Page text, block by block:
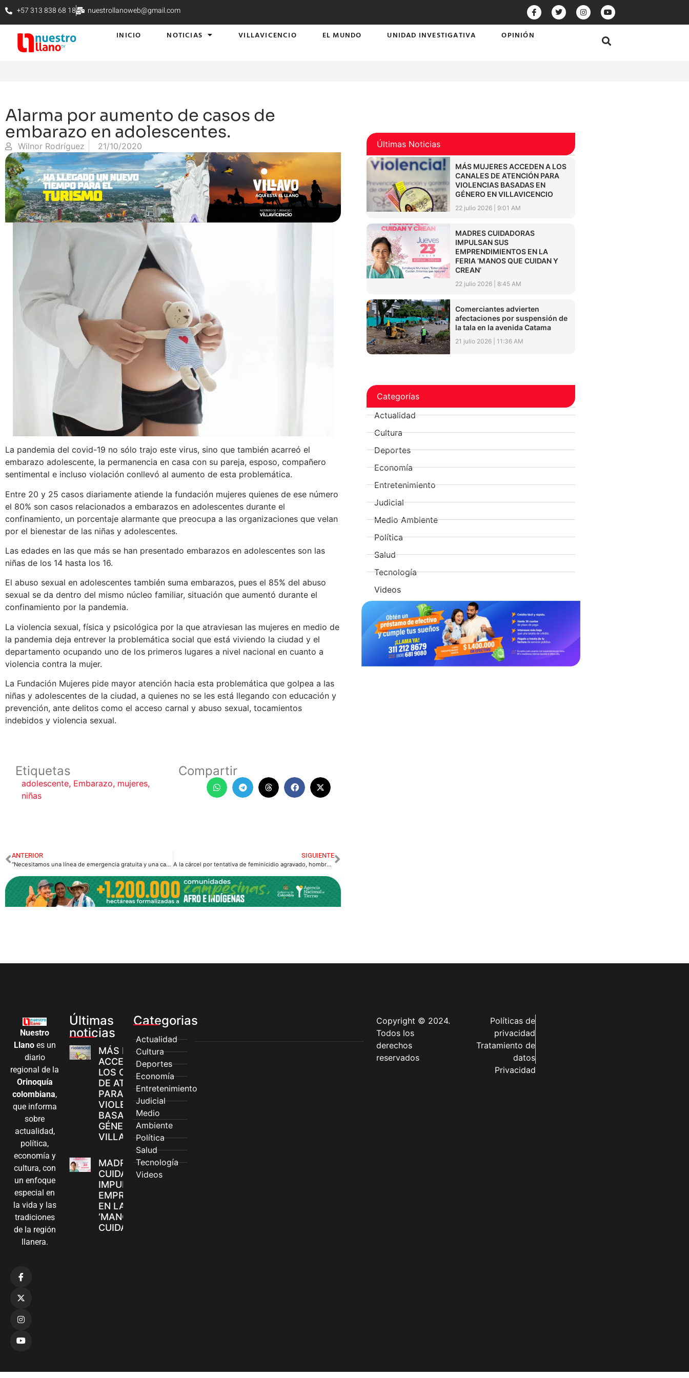
+57 313 838 68 18 nuestrollanoweb@gmail.com
INICIO NOTICIAS VILLAVICENCIO EL MUNDO UNIDAD INVESTIGATIVA OPINIÓN
Alarma por aumento de casos de
embarazo en adolescentes.
Wilnor Rodríguez 21/10/2020
La pandemia del covid-19 no sólo trajo este virus, sino que también acarreó el
embarazo adolescente, la permanencia en casa con su pareja, esposo, compañero
sentimental e incluso violación conllevó al aumento de esta problemática.
Entre 20 y 25 casos diariamente atiende la fundación mujeres quienes de ese número
el 80% son casos relacionados a embarazos en adolescentes durante el
confinamiento, un porcentaje alarmante que preocupa a las organizaciones que velan
por el bienestar de las niñas y adolescentes.
Las edades en las que más se han presentado embarazos en adolescentes son las
niñas de los 14 hasta los 16.
El abuso sexual en adolescentes también suma embarazos, pues el 85% del abuso
sexual se da dentro del mismo núcleo familiar, situación que aumentó durante el
confinamiento por la pandemia.
La violencia sexual, física y psicológica por la que atraviesan las mujeres en medio de
la pandemia deja entrever la problemática social que está viviendo la ciudad y el
departamento ocupando uno de los primeros lugares a nivel nacional en cuanto a
violencia contra la mujer.
La Fundación Mujeres pide mayor atención hacia esta problemática que golpea a las
niñas y adolescentes de la ciudad, a quienes no se les está llegando con educación y
prevención, ante delitos como el acceso carnal y abuso sexual, tocamientos
indebidos y violencia sexual.
Etiquetas
adolescente, Embarazo, mujeres,
niñas
Compartir
ANTERIOR
“Necesitamos una línea de emergencia gratuita y una casa de refugio a la mujer”, Fundacion Mujeres.
SIGUIENTE
A la cárcel por tentativa de feminicidio agravado, hombre que golpeó con martillo a su esposa.
Últimas Noticias
MÁS MUJERES ACCEDEN A LOS
CANALES DE ATENCIÓN PARA
VIOLENCIAS BASADAS EN
GÉNERO EN VILLAVICENCIO
22 julio 2026 9:01 AM
MADRES CUIDADORAS
IMPULSAN SUS
EMPRENDIMIENTOS EN LA
FERIA ‘MANOS QUE CUIDAN Y
CREAN’
22 julio 2026 8:45 AM
Comerciantes advierten
afectaciones por suspensión de
la tala en la avenida Catama
21 julio 2026 11:36 AM
Categorías
Actualidad
Cultura
Deportes
Economía
Entretenimiento
Judicial
Medio Ambiente
Política
Salud
Tecnología
Videos
Nuestro
Llanoes un
diario
regional de la
Orinoquía
colombiana,
que informa
sobre
actualidad,
política,
economía y
cultura, con
un enfoque
especial en
la vida y las
tradiciones
de la región
llanera.
Últimas
noticias
MÁS MUJERES
ACCEDEN A
LOS CANALES
DE ATENCIÓN
PARA
VIOLENCIAS
BASADAS EN
GÉNERO EN
VILLAVICENCIO
MADRES
CUIDADORAS
IMPULSAN SUS
EMPRENDIMIENTOS
EN LA FERIA
‘MANOS QUE
CUIDAN Y CREAN’
Categorias
Actualidad
Cultura
Deportes
Economía
Entretenimiento
Judicial
Medio
Ambiente
Política
Salud
Tecnología
Videos
Copyright © 2024.
Todos los
derechos
reservados
Políticas de
privacidad
Tratamiento de
datos
Privacidad